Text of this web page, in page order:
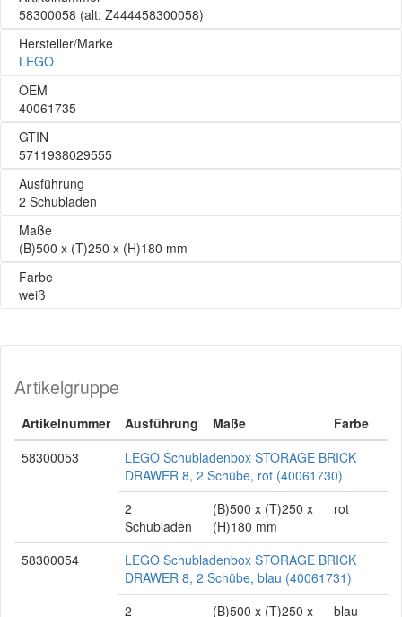
58300058 (alt: Z444458300058)
Hersteller/Marke
LEGO
OEM
40061735
GTIN
5711938029555
Ausführung
2 Schubladen
Maße
(B)500 x (T)250 x (H)180 mm
Farbe
weiß
Artikelgruppe
Artikelnummer Ausführung Maße
Farbe
58300053
LEGO Schubladenbox STORAGE BRICK
DRAWER 8, 2 Schübe, rot (40061730)
2
Schubladen
(B)500 x (T)250 x
(H)180 mm
rot
58300054
LEGO Schubladenbox STORAGE BRICK
DRAWER 8, 2 Schübe, blau (40061731)
2
(B)500 x (T)250 x
blau